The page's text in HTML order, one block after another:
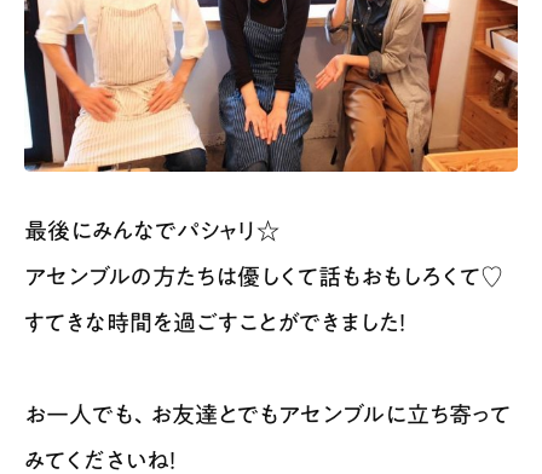
最後にみんなでパシャリ☆
アセンブルの方たちは優しくて話もおもしろくて♡
すてきな時間を過ごすことができました！
お一人でも、お友達とでもアセンブルに立ち寄って
みてくださいね！